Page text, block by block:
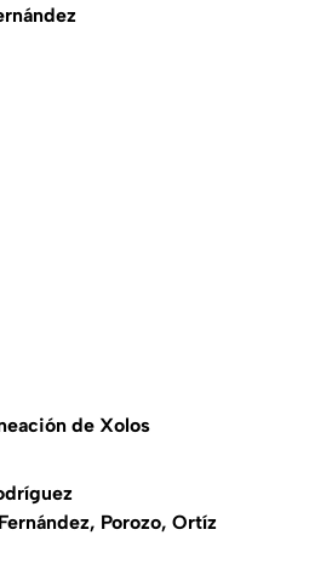
de Xolos
Porozo, Ortíz